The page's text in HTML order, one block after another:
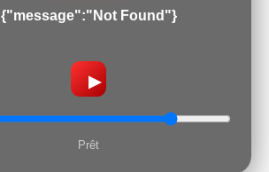
{"message":"Not Found"}
▶
Prêt